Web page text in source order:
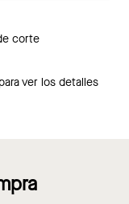
corte
para ver los detalles